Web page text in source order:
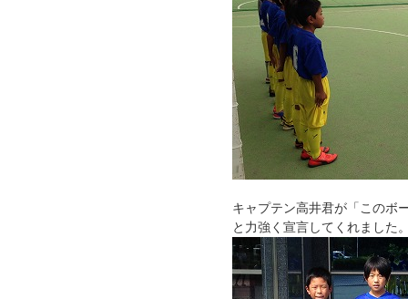
キャプテン高井君が「このボ
と力強く宣言してくれました